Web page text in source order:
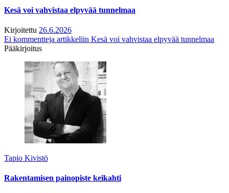
Kesä voi vahvistaa elpyvää tunnelmaa
Kirjoitettu 26.6.2026
Ei kommentteja artikkeliin Kesä voi vahvistaa elpyvää tunnelmaa
Pääkirjoitus
Tapio Kivistö
Rakentamisen painopiste keikahti